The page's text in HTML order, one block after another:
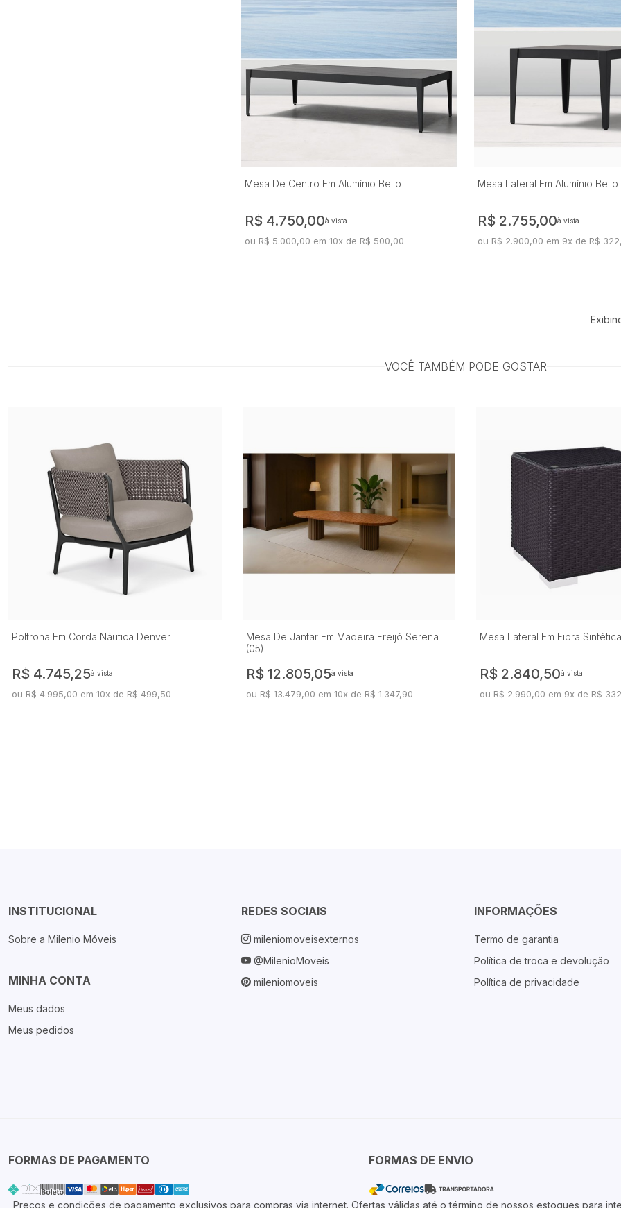
Mesa De Centro Em Alumínio Bello
R$ 4.750,00à vista
ou R$ 5.000,00 em 10x de R$ 500,00
Mesa Lateral Em Alumínio Bello
R$ 2.755,00à vista
ou R$ 2.900,00 em 9x de R$
VOCÊ TAMBÉM PODE GOSTAR
Poltrona Em Corda Náutica Denver
R$ 4.745,25à vista
ou R$ 4.995,00 em 10x de R$ 499,50
Mesa De Jantar Em Madeira Freijó Serena
(05)
R$ 12.805,05à vista
ou R$ 13.479,00 em 10x de R$ 1.347,90
Mesa Lateral Em Fibra
R$ 2.840,50à vista
ou R$ 2.990,00 em 9x de R$
INSTITUCIONAL
Sobre a Milenio Móveis
MINHA CONTA
Meus dados
Meus pedidos
REDES SOCIAIS
mileniomoveisexternos
@MilenioMoveis
mileniomoveis
INFORMAÇÕES
Termo de garantia
Política de troca e devolução
Política de privacidade
FORMAS DE PAGAMENTO FORMAS DE ENVIO
Preços e condições de pagamento exclusivos para compras via internet. Ofertas válidas até o término de nossos estoques para